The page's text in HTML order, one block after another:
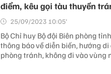
điểm, kêu gọi tàu thuyền
25/09/2023 10:05’
Bộ Chỉ huy Bộ đội Biên phòng
thông báo về diễn biến, hướng
phòng tránh, không đi vào vùng